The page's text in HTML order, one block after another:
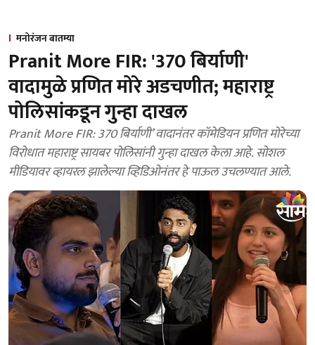
मनोरंजन बातम्या
Pranit More FIR: '370 बिर्याणी'
वादामुळे प्रणित मोरे अडचणीत; महाराष्ट्र
पोलिसांकडून गुन्हा दाखल
Pranit More FIR: 370 बिर्याणी’ वादानंतर कॉमेडियन प्रणित मोरेच्या
विरोधात महाराष्ट्र सायबर पोलिसांनी गुन्हा दाखल केला आहे. सोशल
मीडियावर व्हायरल झालेल्या व्हिडिओनंतर हे पाऊल उचलण्यात आले.